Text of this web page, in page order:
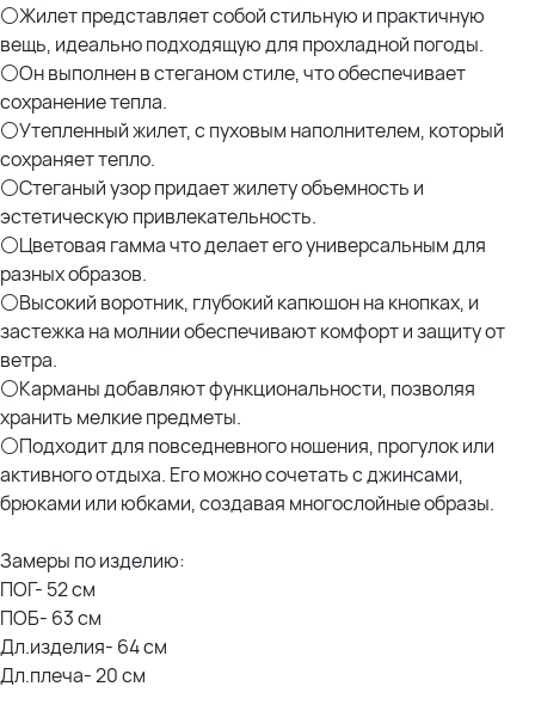
⚪Жилет представляет собой стильную и практичную
вещь, идеально подходящую для прохладной погоды.
⚪Он выполнен в стеганом стиле, что обеспечивает
сохранение тепла.
⚪Утепленный жилет, с пуховым наполнителем, который
сохраняет тепло.
⚪Стеганый узор придает жилету объемность и
эстетическую привлекательность.
⚪Цветовая гамма что делает его универсальным для
разных образов.
⚪Высокий воротник, глубокий капюшон на кнопках, и
застежка на молнии обеспечивают комфорт и защиту от
ветра.
⚪Карманы добавляют функциональности, позволяя
хранить мелкие предметы.
⚪Подходит для повседневного ношения, прогулок или
активного отдыха. Его можно сочетать с джинсами,
брюками или юбками, создавая многослойные образы.
Замеры по изделию:
ПОГ- 52 см
ПОБ- 63 см
Дл.изделия- 64 см
Дл.плеча- 20 см